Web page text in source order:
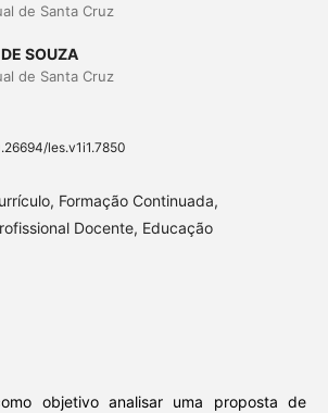
de Santa Cruz
SOUZA
de Santa Cruz
les.v1i1.7850
Formação Continuada,
Docente, Educação
objetivo analisar uma proposta de